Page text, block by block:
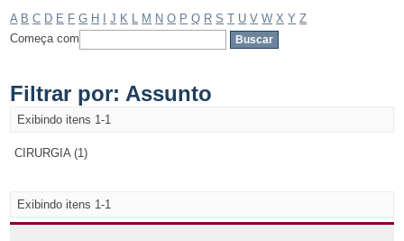
A B C D E F G H J K M N O P Q R S T U V W X Y Z
Começa com
Filtrar por: Assunto
Exibindo itens 1-1
CIRURGIA (1)
Exibindo itens 1-1